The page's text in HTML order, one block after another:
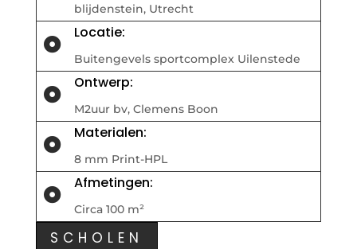
blijdenstein, Utrecht

Locatie:
Buitengevels sportcomplex Uilenstede

Ontwerp:
M2uur bv, Clemens Boon

Materialen:
8 mm Print-HPL

Afmetingen:
Circa 100 m²
SCHOLEN